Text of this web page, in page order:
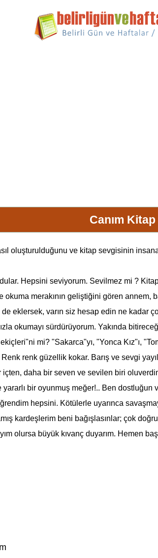
Canım Kitap
oluşturulduğunu ve kitap sevgisinin
Hepsini seviyorum. Sevilmez mi ?
merakının geliştiğini gören annem,
eklersek, varın siz hesap edin ne kadar
okumayı sürdürüyorum. Yakında
mi? "Sakarca"yı, "Yonca Kız"ı,
renk güzellik kokar. Barış ve sevgi
içten, daha bir seven ve sevilen biri
bir oyunmuş meğer!.. Ben
hepsini. Kötülerle uyarınca
kardeşlerim beni bağışlasınlar; çok
olursa büyük kıvanç duyarım. Hemen